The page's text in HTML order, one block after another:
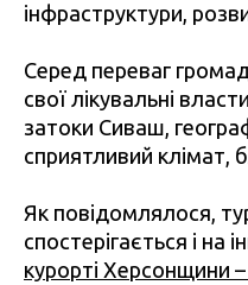
інфраструктури,
Серед переваг
свої лікувальні
затоки Сиваш,
сприятливий клімат,
Як повідомлялося,
спостерігається і на
курорті Херсонщини –